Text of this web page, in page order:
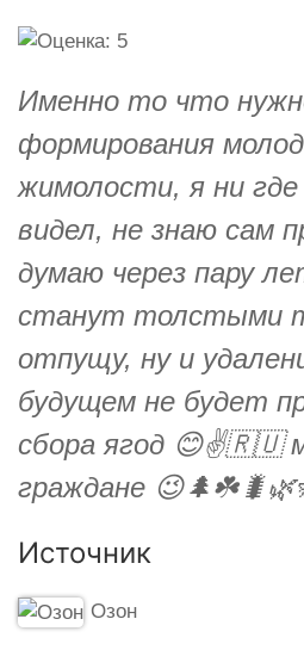
Именно то что
формирования
жимолости, я ни
видел, не знаю сам
думаю через пару
станут толстыми
отпущу, ну и
будущем не будет
сбора ягод 😊✌️🇷🇺
граждане
Источник
Озон